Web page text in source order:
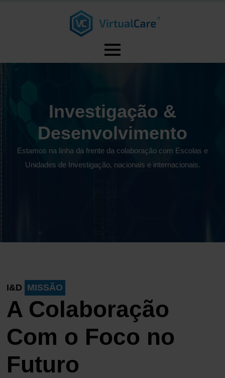
Investigação &
Desenvolvimento
Estamos na linha da frente da colaboração com Escolas e
Unidades de Investigação, nacionais e internacionais.
I&D MISSÃO
A Colaboração
Com o Foco no
Futuro